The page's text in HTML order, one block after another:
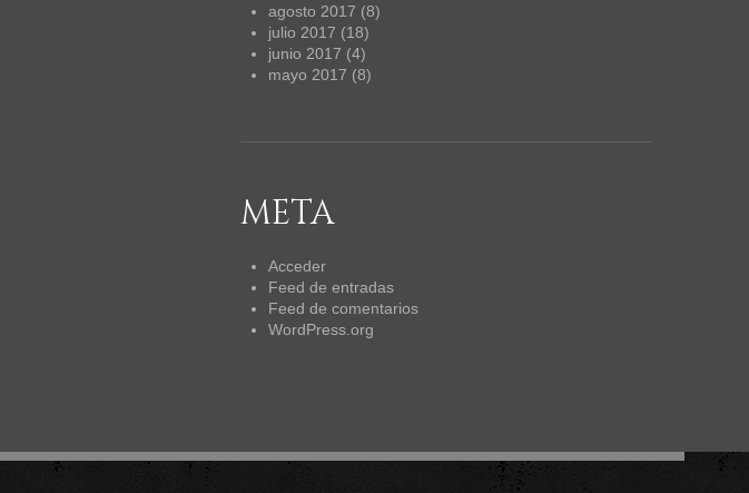
agosto 2017 (8)
julio 2017 (18)
junio 2017 (4)
mayo 2017 (8)
META
Acceder
Feed de entradas
Feed de comentarios
WordPress.org